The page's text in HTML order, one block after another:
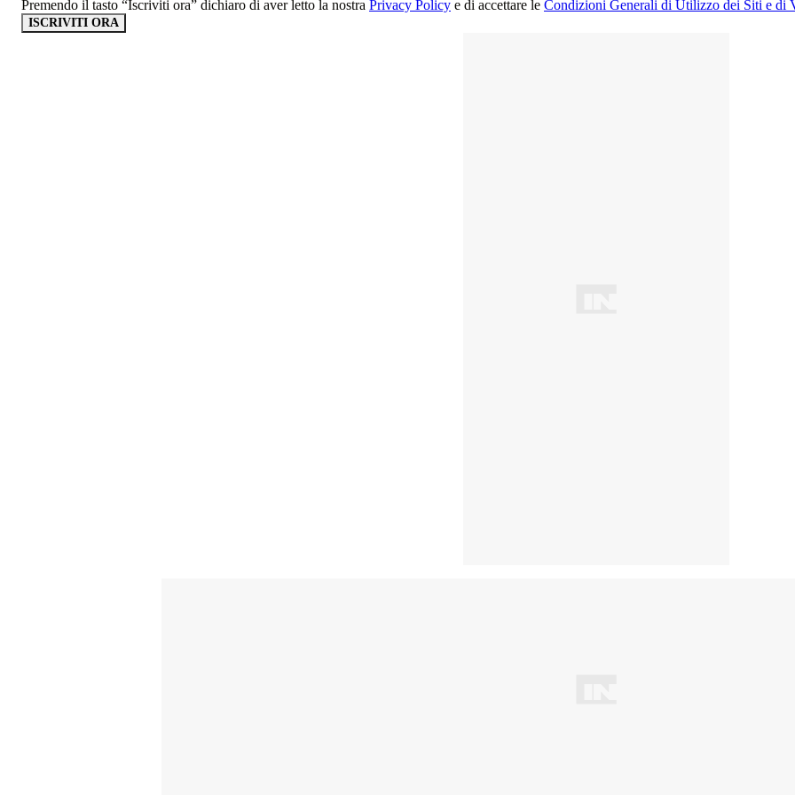
Premendo il tasto “Iscriviti ora” dichiaro di aver letto la nostra Privacy Policy e di accettare le Condizioni Generali di Utilizzo dei Siti e di
ISCRIVITI ORA